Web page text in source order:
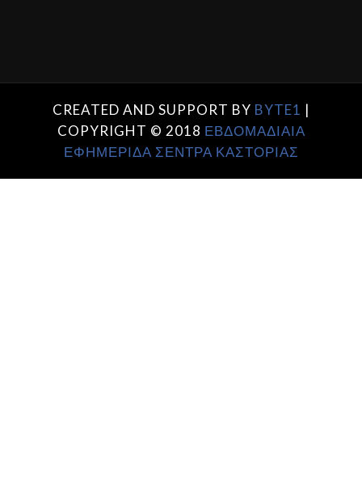
CREATED AND SUPPORT BY BYTE1 |
COPYRIGHT © 2018 ΕΒΔΟΜΑΔΙΑΙΑ
ΕΦΗΜΕΡΙΔΑ ΣΕΝΤΡΑ ΚΑΣΤΟΡΙΑΣ